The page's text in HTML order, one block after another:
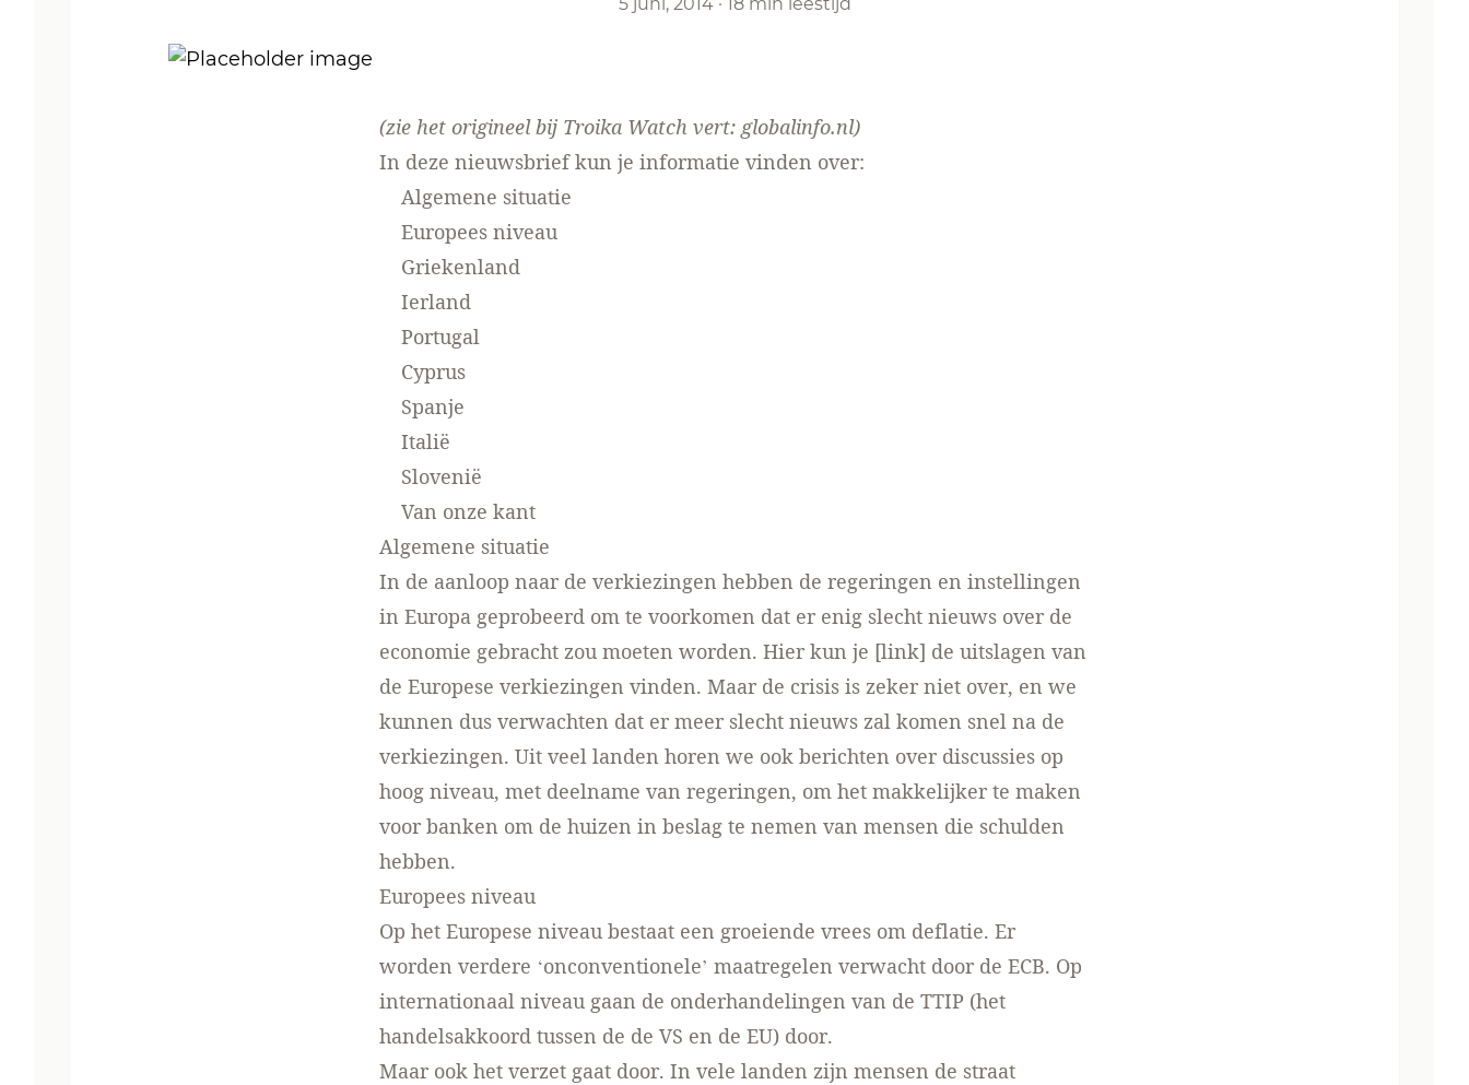
(zie het origineel bij Troika Watch vert: globalinfo.nl)
In deze nieuwsbrief kun je informatie vinden over:
Algemene situatie
Europees niveau
Griekenland
Ierland
Portugal
Cyprus
Spanje
Italië
Slovenië
Van onze kant
Algemene situatie
In de aanloop naar de verkiezingen hebben de regeringen en instellingen
in Europa geprobeerd om te voorkomen dat er enig slecht nieuws over de
economie gebracht zou moeten worden. Hier kun je [link] de uitslagen van
de Europese verkiezingen vinden. Maar de crisis is zeker niet over, en we
kunnen dus verwachten dat er meer slecht nieuws zal komen snel na de
verkiezingen. Uit veel landen horen we ook berichten over discussies op
hoog niveau, met deelname van regeringen, om het makkelijker te maken
voor banken om de huizen in beslag te nemen van mensen die schulden
hebben.
Europees niveau
Op het Europese niveau bestaat een groeiende vrees om deflatie. Er
worden verdere ‘onconventionele’ maatregelen verwacht door de ECB. Op
internationaal niveau gaan de onderhandelingen van de TTIP (het
handelsakkoord tussen de de VS en de EU) door.
Maar ook het verzet gaat door. In vele landen zijn mensen de straat